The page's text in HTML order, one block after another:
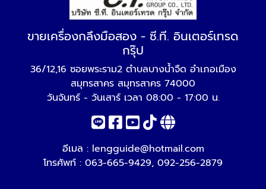
ขายเครื่องกลึงมือสอง - ซี.ที. อินเตอร์เทรด
กรุ๊ป
36/12,16 ซอยพระราม2 ตำบลบางน้ำจืด อำเภอเมือง
สมุทรสาคร สมุทรสาคร 74000
วันจันทร์ - วันเสาร์ เวลา 08:00 - 17:00 น.
อีเมล : lengguide@hotmail.com
โทรศัพท์ : 063-665-9429, 092-256-2879